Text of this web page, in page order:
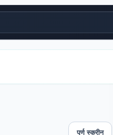
पूर्ण स्क्रीन